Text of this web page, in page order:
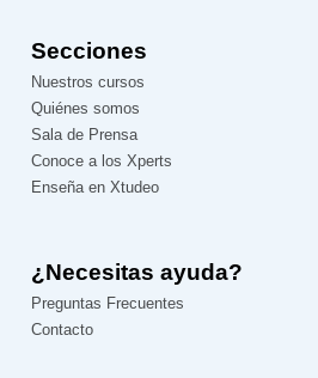
Secciones
Nuestros cursos
Quiénes somos
Sala de Prensa
Conoce a los Xperts
Enseña en Xtudeo
¿Necesitas ayuda?
Preguntas Frecuentes
Contacto